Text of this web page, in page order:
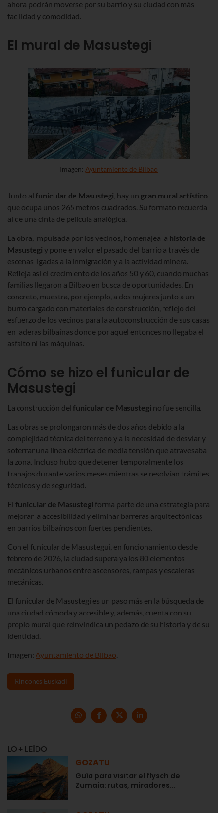
ahora podrán moverse por su barrio y su ciudad con más
facilidad y comodidad.
El mural de Masustegi
Imagen: Ayuntamiento de Bilbao
Junto al funicular de Masustegi, hay un gran mural artístico
que ocupa unos 265 metros cuadrados. Su formato recuerda
al de una cinta de película analógica.
La obra, impulsada por los vecinos, homenajea la historia de
Masustegi y pone en valor el pasado del barrio a través de
escenas ligadas a la inmigración y a la actividad minera.
Refleja así el crecimiento de los años 50 y 60, cuando muchas
familias llegaron a Bilbao en busca de oportunidades. En
concreto, muestra, por ejemplo, a dos mujeres junto a un
burro cargado con materiales de construcción, reflejo del
esfuerzo de los vecinos para la autoconstrucción de sus casas
en laderas bilbaínas donde por aquel entonces no llegaba el
asfalto ni las máquinas.
Cómo se hizo el funicular de
Masustegi
La construcción del funicular de Masustegi no fue sencilla.
Las obras se prolongaron más de dos años debido a la
complejidad técnica del terreno y a la necesidad de desviar y
soterrar una línea eléctrica de media tensión que atravesaba
la zona. Incluso hubo que detener temporalmente los
trabajos durante varios meses mientras se resolvían trámites
técnicos y de seguridad.
El funicular de Masustegi forma parte de una estrategia para
mejorar la accesibilidad y eliminar barreras arquitectónicas
en barrios bilbaínos con fuertes pendientes.
Con el funicular de Masustegui, en funcionamiento desde
febrero de 2026, la ciudad supera ya los 80 elementos
mecánicos urbanos entre ascensores, rampas y escaleras
mecánicas.
El funicular de Masustegi es un paso más en la búsqueda de
una ciudad cómoda y accesible y, además, cuenta con su
propio mural que reinvindica un pedazo de su historia y de su
identidad.
Imagen: Ayuntamiento de Bilbao.
Rincones Euskadi
LO + LEÍDO
GOZATU
Guía para visitar el flysch de
Zumaia: rutas, miradores...